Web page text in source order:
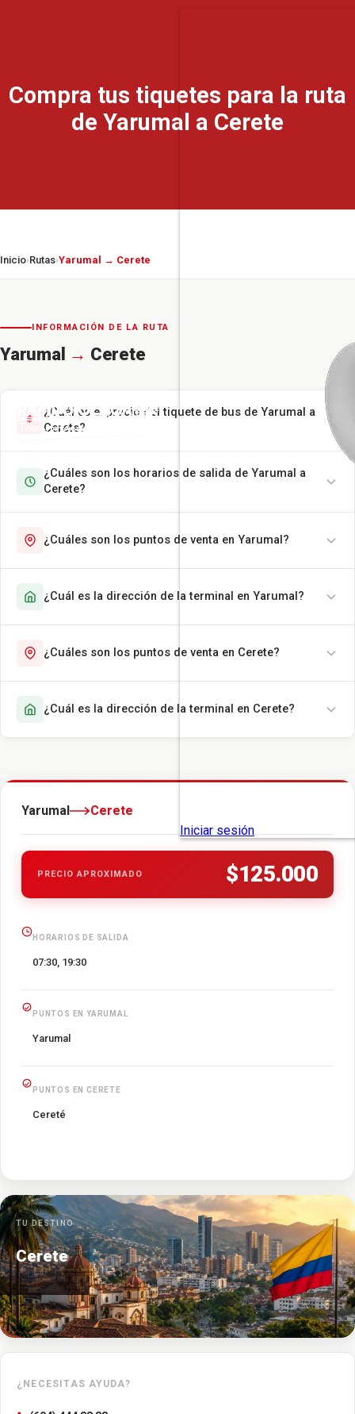
Compra tus tiquetes para la ruta
de Yarumal a Cerete
Inicio›Rutas›Yarumal → Cerete
INFORMACIÓN DE LA RUTA
Yarumal → Cerete
¿Cuál es el precio del tiquete de bus de Yarumal a
Cerete?
¿Cuáles son los horarios de salida de Yarumal a
Cerete?
¿Cuáles son los puntos de venta en Yarumal?
¿Cuál es la dirección de la terminal en Yarumal?
¿Cuáles son los puntos de venta en Cerete?
¿Cuál es la dirección de la terminal en Cerete?
Yarumal Cerete
PRECIO APROXIMADO $125.000
HORARIOS DE SALIDA
07:30, 19:30
PUNTOS EN YARUMAL
Yarumal
PUNTOS EN CERETE
Cereté
TU DESTINO
Cerete
¿NECESITAS AYUDA?